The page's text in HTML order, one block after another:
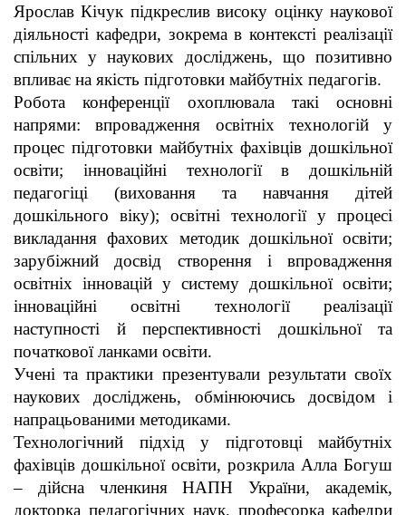
Ярослав Кічук підкреслив високу оцінку наукової
діяльності кафедри, зокрема в контексті реалізації
спільних у наукових досліджень, що позитивно
впливає на якість підготовки майбутніх педагогів.
Робота конференції охоплювала такі основні
напрями: впровадження освітніх технологій у
процес підготовки майбутніх фахівців дошкільної
освіти; інноваційні технології в дошкільній
педагогіці (виховання та навчання дітей
дошкільного віку); освітні технології у процесі
викладання фахових методик дошкільної освіти;
зарубіжний досвід створення і впровадження
освітніх інновацій у систему дошкільної освіти;
інноваційні освітні технології реалізації
наступності й перспективності дошкільної та
початкової ланками освіти.
Учені та практики презентували результати своїх
наукових досліджень, обмінюючись досвідом і
напрацьованими методиками.
Технологічний підхід у підготовці майбутніх
фахівців дошкільної освіти, розкрила Алла Богуш
– дійсна членкиня НАПН України, академік,
докторка педагогічних наук, професорка кафедри